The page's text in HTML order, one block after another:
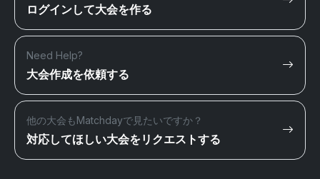
ログインして大会を作る
Need Help?
大会作成を依頼する
他の大会もMatchdayで見たいですか？
対応してほしい大会をリクエストする